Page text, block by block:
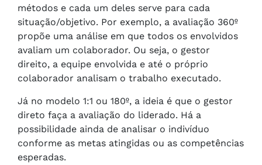
métodos e cada um deles serve para cada
situação/objetivo. Por exemplo, a avaliação 360º
propõe uma análise em que todos os envolvidos
avaliam um colaborador. Ou seja, o gestor
direito, a equipe envolvida e até o próprio
colaborador analisam o trabalho executado.
Já no modelo 1:1 ou 180º, a ideia é que o gestor
direto faça a avaliação do liderado. Há a
possibilidade ainda de analisar o indivíduo
conforme as metas atingidas ou as competências
esperadas.